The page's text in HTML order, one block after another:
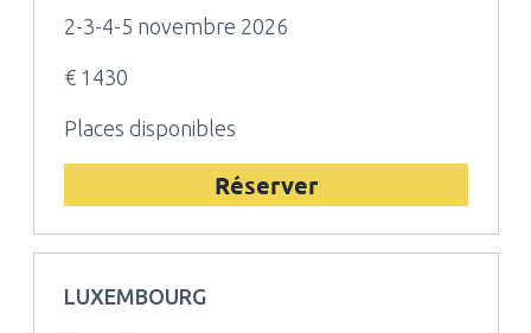
2-3-4-5 novembre 2026
€ 1430
Places disponibles
Réserver
LUXEMBOURG